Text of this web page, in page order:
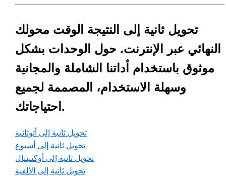
تحويل ثانية إلى النتيجة الوقت محولك
النهائي عبر الإنترنت. حول الوحدات بشكل
موثوق باستخدام أداتنا الشاملة والمجانية
وسهلة الاستخدام، المصممة لجميع
احتياجاتك.
تحويل ثانية إلى أتوثانية
تحويل ثانية إلى أسبوع
تحويل ثانية إلى أوكتينيال
تحويل ثانية إلى الألفية